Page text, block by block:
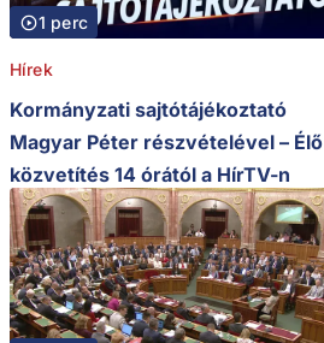
1 perc
Hírek
Kormányzati sajtótájékoztató
Magyar Péter részvételével – Élő
közvetítés 14 órától a HírTV-n